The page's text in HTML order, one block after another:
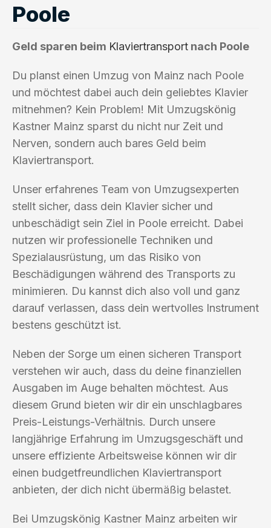
Poole
Geld sparen beim Klaviertransport nach Poole
Du planst einen Umzug von Mainz nach Poole
und möchtest dabei auch dein geliebtes Klavier
mitnehmen? Kein Problem! Mit Umzugskönig
Kastner Mainz sparst du nicht nur Zeit und
Nerven, sondern auch bares Geld beim
Klaviertransport.
Unser erfahrenes Team von Umzugsexperten
stellt sicher, dass dein Klavier sicher und
unbeschädigt sein Ziel in Poole erreicht. Dabei
nutzen wir professionelle Techniken und
Spezialausrüstung, um das Risiko von
Beschädigungen während des Transports zu
minimieren. Du kannst dich also voll und ganz
darauf verlassen, dass dein wertvolles Instrument
bestens geschützt ist.
Neben der Sorge um einen sicheren Transport
verstehen wir auch, dass du deine finanziellen
Ausgaben im Auge behalten möchtest. Aus
diesem Grund bieten wir dir ein unschlagbares
Preis-Leistungs-Verhältnis. Durch unsere
langjährige Erfahrung im Umzugsgeschäft und
unsere effiziente Arbeitsweise können wir dir
einen budgetfreundlichen Klaviertransport
anbieten, der dich nicht übermäßig belastet.
Bei Umzugskönig Kastner Mainz arbeiten wir